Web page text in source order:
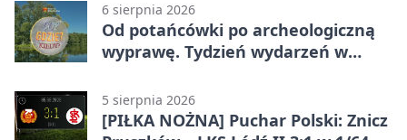
6 sierpnia 2026
Od potańcówki po archeologiczną
wyprawę. Tydzień wydarzeń w
5 sierpnia 2026
[PIŁKA NOŻNA] Puchar Polski: Znicz